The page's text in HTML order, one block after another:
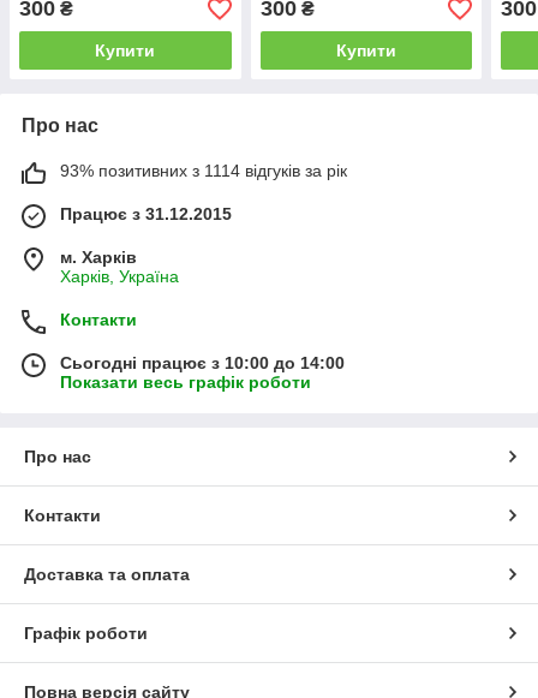
300 ₴
Купити
500 насінин Benary
300₴
Купити
300
Про нас
93% позитивних з 1114 відгуків за рік
Працює з 31.12.2015
м. Харків
Харків, Україна
Контакти
Сьогодні працює з 10:00 до 14:00
Показати весь графік роботи
Про нас
Контакти
Доставка та оплата
Графік роботи
Повна версія сайту